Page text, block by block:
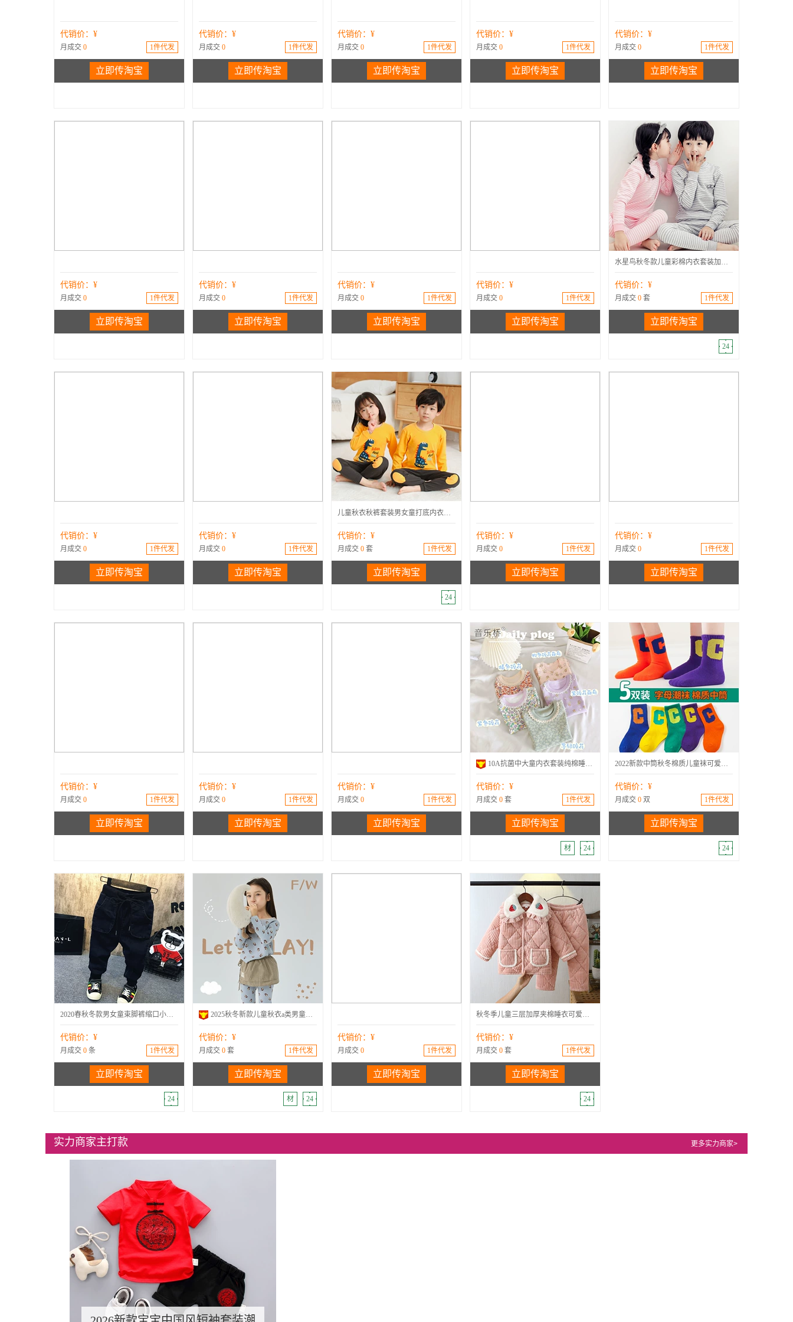
代销价：¥
月成交 0 1件代发
立即传淘宝
代销价：¥
月成交 0 1件代发
立即传淘宝
代销价：¥
月成交 0 1件代发
立即传淘宝
代销价：¥
月成交 0 1件代发
立即传淘宝
代销价：¥
月成交 0 1件代发
立即传淘宝
代销价：¥
月成交 0 1件代发
立即传淘宝
代销价：¥
月成交 0 1件代发
立即传淘宝
代销价：¥
月成交 0 1件代发
立即传淘宝
代销价：¥
月成交 0 1件代发
立即传淘宝
水星鸟秋冬款儿童彩棉内衣套装加绒加厚男童女童保暖半高领家居服
代销价：¥
月成交 0 套 1件代发
立即传淘宝
24
代销价：¥
月成交 0 1件代发
立即传淘宝
代销价：¥
月成交 0 1件代发
立即传淘宝
儿童秋衣秋裤套装男女童打底内衣家居服中小童宝宝睡衣棉毛衫代发
代销价：¥
月成交 0 套 1件代发
立即传淘宝
24
代销价：¥
月成交 0 1件代发
立即传淘宝
代销价：¥
月成交 0 1件代发
立即传淘宝
代销价：¥
月成交 0 1件代发
立即传淘宝
代销价：¥
月成交 0 1件代发
立即传淘宝
代销价：¥
月成交 0 1件代发
立即传淘宝
内衣套装
a类
酵素洗
秋季
10A抗菌中大童内衣套装纯棉睡衣秋冬保暖无骨宝宝秋衣秋裤家居服
代销价：¥
月成交 0 套 1件代发
立即传淘宝
材 24
2022新款中筒秋冬棉质儿童袜可爱卡通中筒宝宝袜舒适棉质条纹童袜
代销价：¥
月成交 0 双 1件代发
立即传淘宝
24
牛仔裤
韩版
2020春秋冬款男女童束脚裤缩口小脚牛仔裤儿童宝宝长裤A930033
代销价：¥
月成交 0 条 1件代发
立即传淘宝
24
2025秋冬新款儿童秋衣a类男童女童睡衣婴儿套装宝宝秋衣家居服棉
代销价：¥
月成交 0 套 1件代发
立即传淘宝
材 24
代销价：¥
月成交 0 1件代发
立即传淘宝
秋冬季儿童三层加厚夹棉睡衣可爱卡通套装男女童法兰绒翻领家居服
代销价：¥
月成交 0 套 1件代发
立即传淘宝
24
实力商家主打款 更多实力商家>